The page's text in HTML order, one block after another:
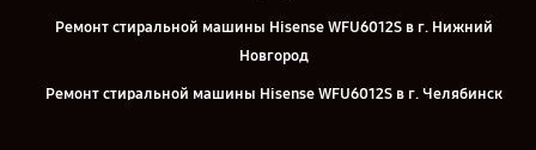
Ремонт стиральной машины Hisense WFU6012S в г. Нижний
Новгород
Ремонт стиральной машины Hisense WFU6012S в г. Челябинск